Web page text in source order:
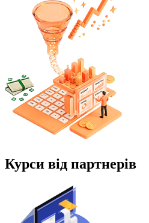
Курси від партнерів